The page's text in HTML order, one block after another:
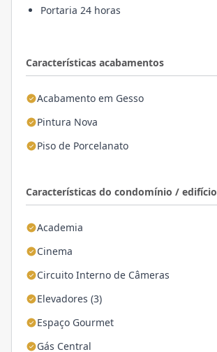
Características acabamentos
Acabamento em Gesso
Pintura Nova
Piso de Porcelanato
Características do condomínio / edifício
Academia
Cinema
Circuito Interno de Câmeras
Elevadores (3)
Espaço Gourmet
Gás Central
Portaria 24 horas